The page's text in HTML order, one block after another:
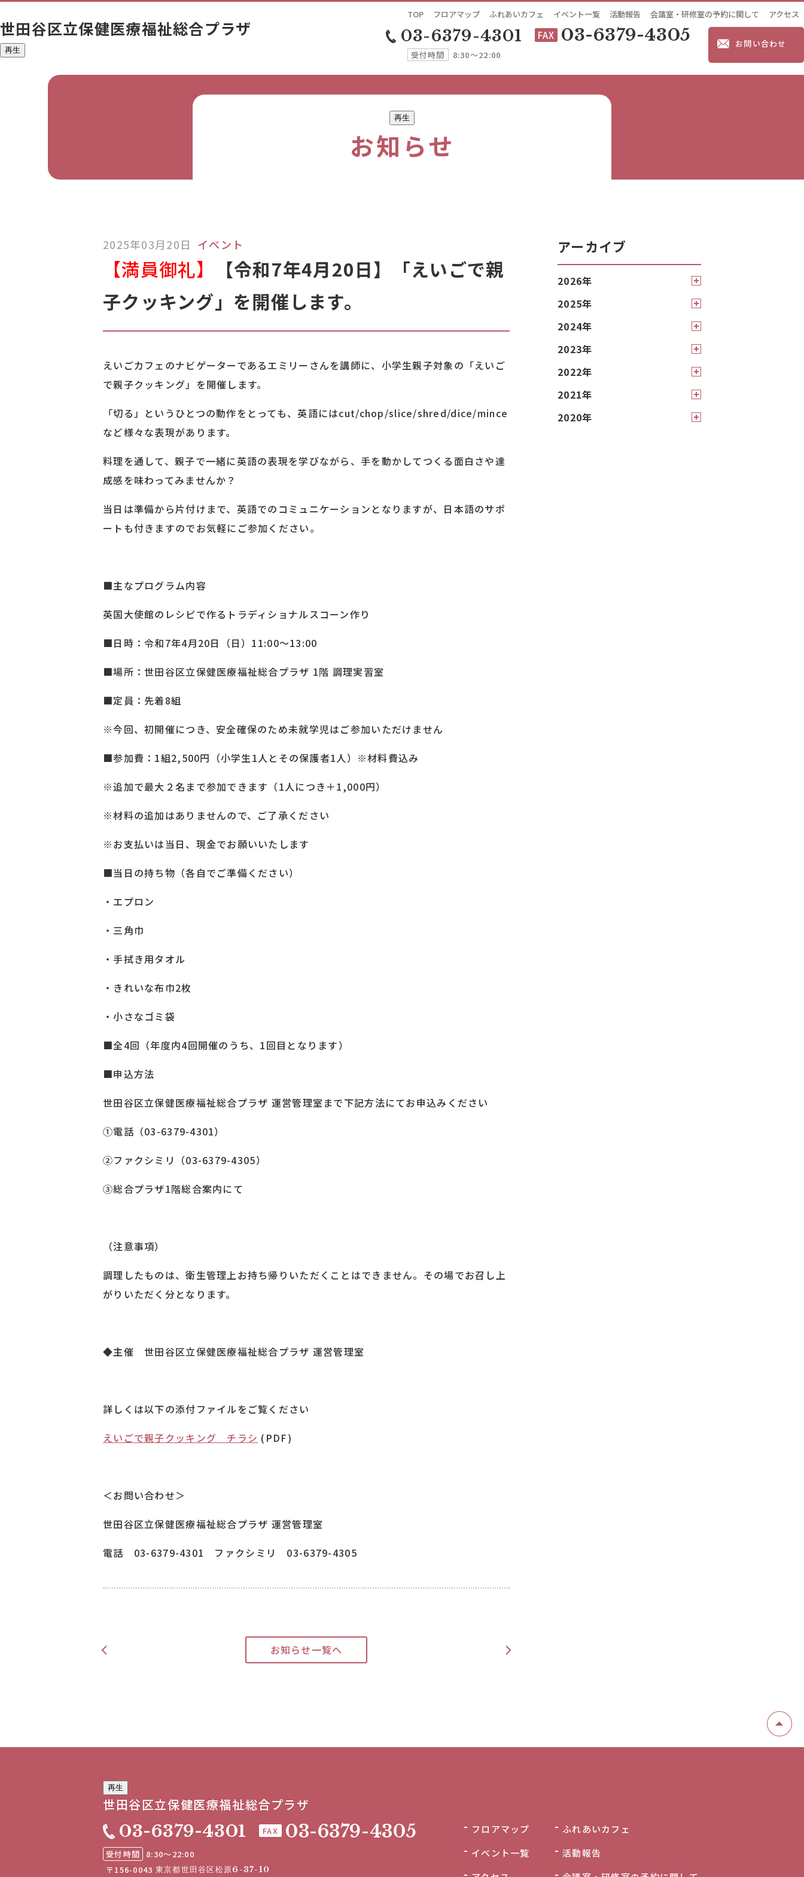
世田谷区立保健医療福祉総合プラザ
再生
TOP フロアマップ ふれあいカフェ イベント一覧 活動報告 会議室・研修室の予約に関して アクセス
03-6379-4301
受付時間 8:30～22:00
FAX 03-6379-4305 お問い合わせ
再生
お知らせ
2025年03月20日 イベント
【満員御礼】
【令和7年4月20日】「えいごで親
子クッキング」を開催します。
えいごカフェのナビゲーターであるエミリーさんを講師に、小学生親子対象の「えいご
で親子クッキング」を開催します。
「切る」というひとつの動作をとっても、英語にはcut/chop/slice/shred/dice/mince
など様々な表現があります。
料理を通して、親子で一緒に英語の表現を学びながら、手を動かしてつくる面白さや達
成感を味わってみませんか？
当日は準備から片付けまで、英語でのコミュニケーションとなりますが、日本語のサポ
ートも付きますのでお気軽にご参加ください。
■主なプログラム内容
英国大使館のレシピで作るトラディショナルスコーン作り
■日時：令和7年4月20日（日）11:00～13:00
■場所：世田谷区立保健医療福祉総合プラザ 1階 調理実習室
■定員：先着8組
※今回、初開催につき、安全確保のため未就学児はご参加いただけません
■参加費：1組2,500円（小学生1人とその保護者1人）※材料費込み
※追加で最大２名まで参加できます（1人につき＋1,000円）
※材料の追加はありませんので、ご了承ください
※お支払いは当日、現金でお願いいたします
■当日の持ち物（各自でご準備ください）
・エプロン
・三角巾
・手拭き用タオル
・きれいな布巾2枚
・小さなゴミ袋
■全4回（年度内4回開催のうち、1回目となります）
■申込方法
世田谷区立保健医療福祉総合プラザ 運営管理室まで下記方法にてお申込みください
①電話（03-6379-4301）
②ファクシミリ（03-6379-4305）
③総合プラザ1階総合案内にて
（注意事項）
調理したものは、衛生管理上お持ち帰りいただくことはできません。その場でお召し上
がりいただく分となります。
◆主催 世田谷区立保健医療福祉総合プラザ 運営管理室
詳しくは以下の添付ファイルをご覧ください
えいごで親子クッキング チラシ (PDF)
＜お問い合わせ＞
世田谷区立保健医療福祉総合プラザ 運営管理室
電話 03-6379-4301 ファクシミリ 03-6379-4305
< お知らせ一覧へ >
アーカイブ
2026年
2025年
2024年
2023年
2022年
2021年
2020年
再生
世田谷区立保健医療福祉総合プラザ
03-6379-4301
受付時間 8:30～22:00
FAX 03-6379-4305
〒156-0043 東京都世田谷区松原6-37-10
フロアマップ
ふれあいカフェ
イベント一覧
活動報告